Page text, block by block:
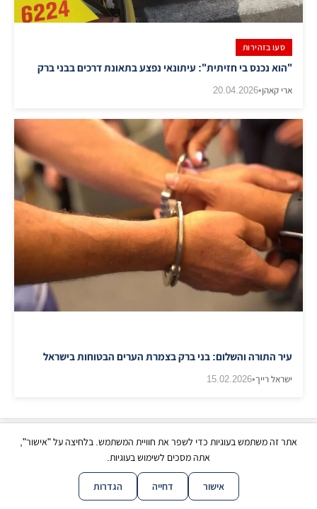
סעו בזהירות
"הוא נכנס בי חזיתית": עיתונאי נפצע בתאונת דרכים בבני ברק
ארי קאהן•
20.04.2026
עיר התורה והשלום: בני ברק בצמרת הערים הבטוחות בישראל
ישראל רייך•
15.02.2026
אתר זה משתמש בעוגיות כדי לשפר את חוויית המשתמש. בלחיצה על "אישור",
אתה מסכים לשימוש בעוגיות.
אישור דחייה הגדרות
כל הזכויות שמורות | © בני ברק עכשיו 2026
צור קשר|תנאי שימוש|פרטיות נגישות |מפת אתר